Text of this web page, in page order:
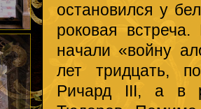
остановился у
роковая
начали «войну
лет тридцать,
Ричард III, а в